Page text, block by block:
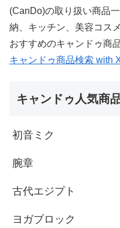
(CanDo)の取り扱い商品
納、キッチン、美容コス
おすすめのキャンドゥ商
キャンドゥ商品検索 with
キャンドゥ人気商
初音ミク
腕章
古代エジプト
ヨガブロック